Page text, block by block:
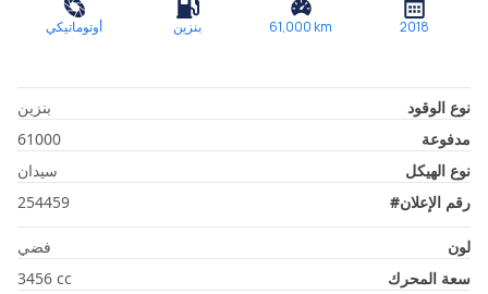
2018
61,000 km بنزين أوتوماتيكي
نوع الوقود
بنزين
مدفوعة
61000
نوع الهيكل
سيدان
رقم الإعلان#
254459
لون
فضي
سعة المحرك
3456 cc